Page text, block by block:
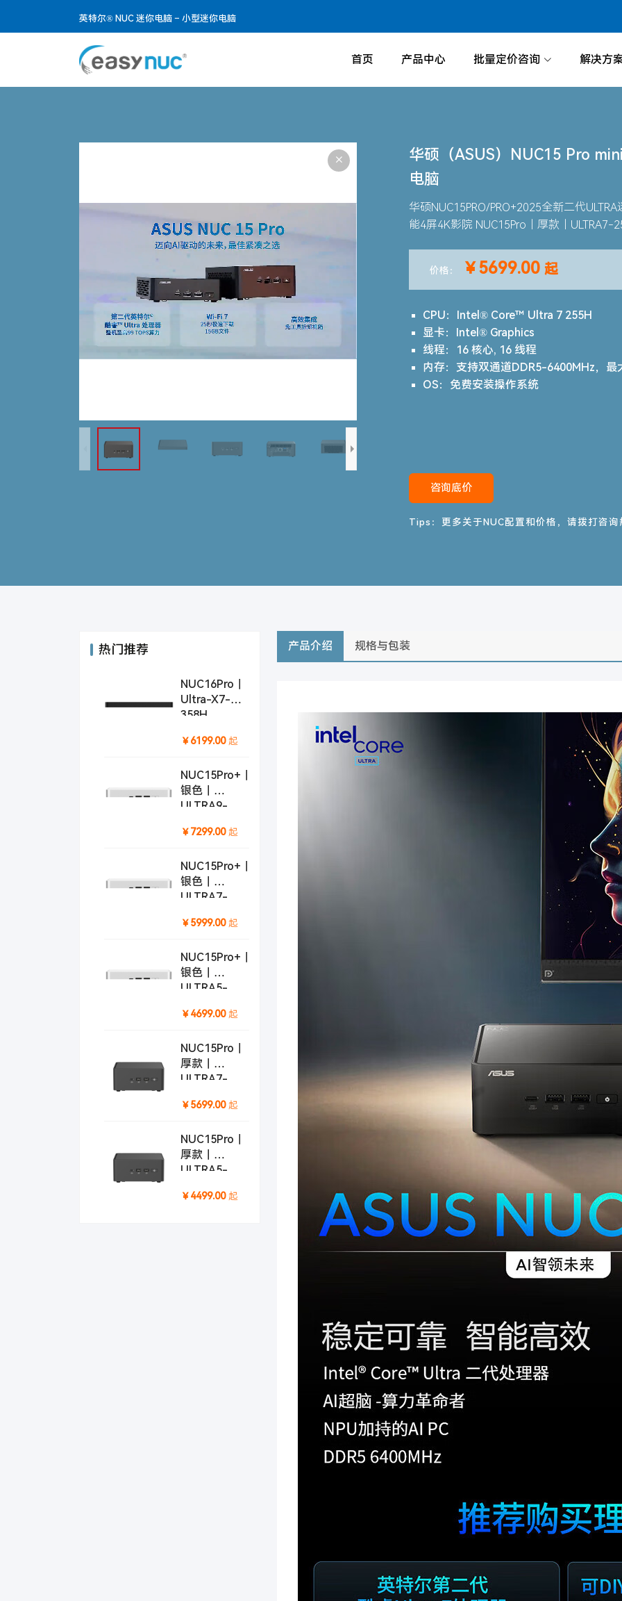
英特尔® NUC 迷你电脑 – 小型迷你电脑
首页 产品中心 批量定价咨询 解决方
华硕（ASUS）NUC15 Pro
电脑
华硕NUC15PRO/PRO+2025全新二代
能4屏4K影院 NUC15Pro｜厚款｜ULTRA7-
价格： ￥5699.00 起
CPU：
Intel® Core™ Ultra 7 255H
显卡：
Intel® Graphics
线程：
16 核心, 16 线程
内存： 支持双通道DDR5-6400MHz，最
OS： 免费安装操作系统
咨询底价
Tips：更多关于NUC配置和价格，请拨打咨
热门推荐
NUC16Pro｜
Ultra-X7-
358H
￥6199.00起
NUC15Pro+｜
银色｜
ULTRA9-
￥7299.00起
NUC15Pro+｜
银色｜
ULTRA7-
￥5999.00起
NUC15Pro+｜
银色｜
ULTRA5-
￥4699.00起
NUC15Pro｜
厚款｜
ULTRA7-
￥5699.00起
NUC15Pro｜
厚款｜
ULTRA5-
￥4499.00起
产品介绍 规格与包装